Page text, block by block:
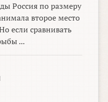
Россия по размеру
второе место
если сравнивать
...